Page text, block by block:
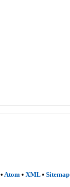
• Atom •XML •Sitemap